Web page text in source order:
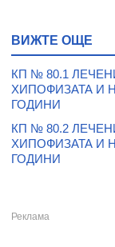
ВИЖТЕ ОЩЕ
КП № 80.1
ХИПОФИЗАТА И
ГОДИНИ
КП № 80.2
ХИПОФИЗАТА И
ГОДИНИ